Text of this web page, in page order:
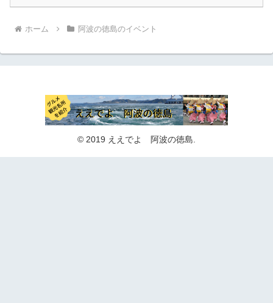
ホーム 阿波の徳島のイベント
© 2019 ええでよ 阿波の徳島.